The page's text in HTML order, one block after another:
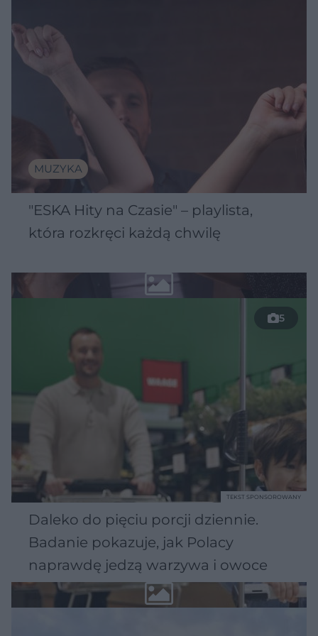
MUZYKA
"ESKA Hity na Czasie" – playlista,
która rozkręci każdą chwilę
5
Daleko do pięciu porcji dziennie.
Badanie pokazuje, jak Polacy
naprawdę jedzą warzywa i owoce
TEKST SPONSOROWANY